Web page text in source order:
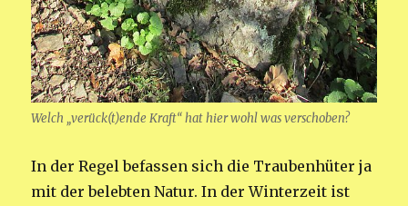
Welch „verück(t)ende Kraft“ hat hier wohl was verschoben?
In der Regel befassen sich die Traubenhüter ja
mit der belebten Natur. In der Winterzeit ist